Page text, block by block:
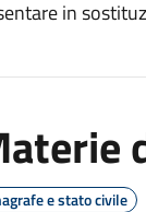
in
e stato civile